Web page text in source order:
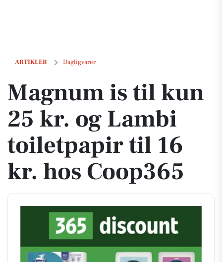
ARTIKLER Dagligvarer
Magnum is til kun 25 kr. og Lambi toiletpapir til 16 kr. hos Coop365
Magnum is til kun
25 kr. og Lambi
toiletpapir til 16
kr. hos Coop365